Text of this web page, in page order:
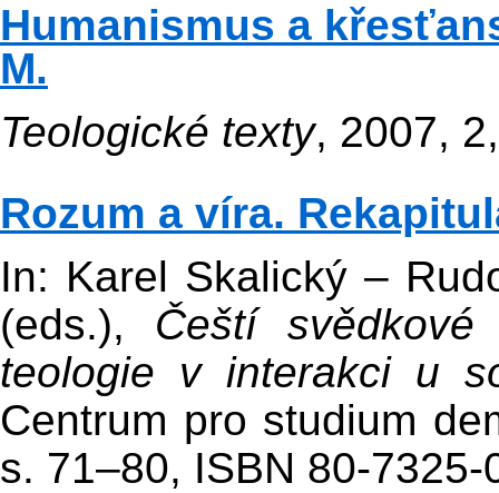
Humanismus a
M.
Teologické texty, 2007,
Rozum a víra.
In: Karel Skalický –
(eds.), Čeští
teologie v interakci u
Centrum pro studium
s. 71–80, ISBN 80-7325-